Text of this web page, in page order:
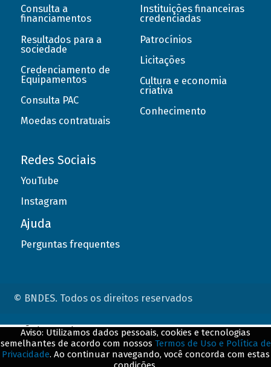
Consulta a
financiamentos
Resultados para a
sociedade
Credenciamento de
Equipamentos
Consulta PAC
Moedas contratuais
Instituições financeiras
credenciadas
Patrocínios
Licitações
Cultura e economia
criativa
Conhecimento
Redes Sociais
YouTube
Instagram
Ajuda
Perguntas frequentes
© BNDES. Todos os direitos reservados
Aviso: Utilizamos dados pessoais, cookies e tecnologias
semelhantes de acordo com nossos Termos de Uso e Política de
Privacidade. Ao continuar navegando, você concorda com estas
ConteÃºdo complementar
${title}${badge}